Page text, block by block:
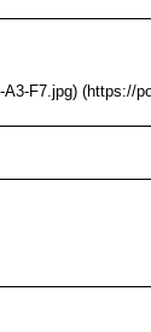
F7.jpg) (https://